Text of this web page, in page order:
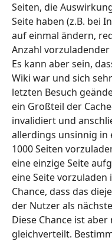
Seiten, die
Seite haben (z.B. bei
auf einmal ändern,
Anzahl
Es kann aber sein,
Wiki war und sich
letzten Besuch
ein Großteil der
invalidiert und
allerdings unsinnig in
1000 Seiten
eine einzige Seite
eine Seite
Chance, dass das
der Nutzer als
Diese Chance ist
gleichverteilt.